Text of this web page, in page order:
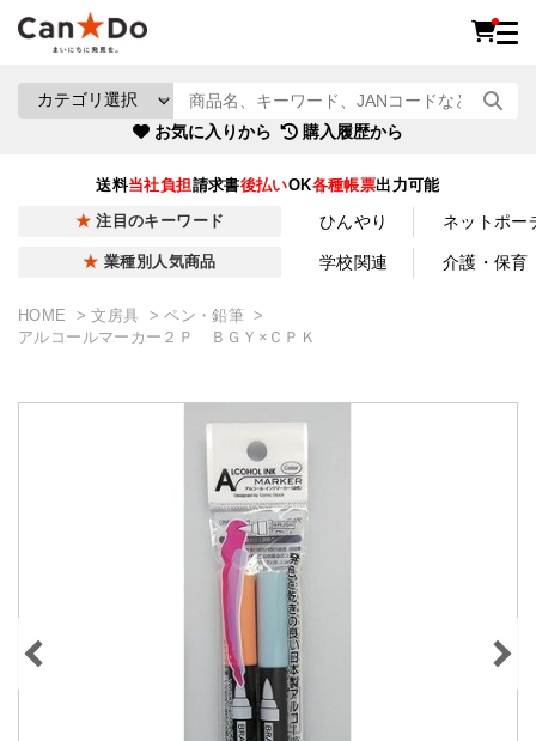
お気に入りから 購入履歴から
送料当社負担請求書後払いOK各種帳票出力可能
注目のキーワード ひんやり ネットポー
業種別人気商品 学校関連 介護・保育
HOME 文房具
ペン・鉛筆
アルコールマーカー２Ｐ ＢＧＹ×ＣＰＫ